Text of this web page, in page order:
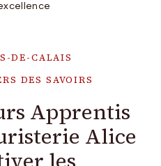
DE-CALAIS
DES SAVOIRS
Apprentis
Alice